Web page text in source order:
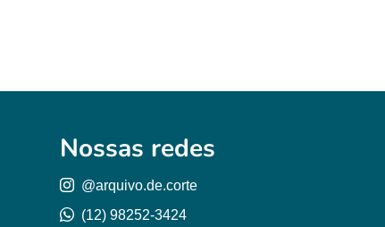
Nossas redes
@arquivo.de.corte
(12) 98252-3424